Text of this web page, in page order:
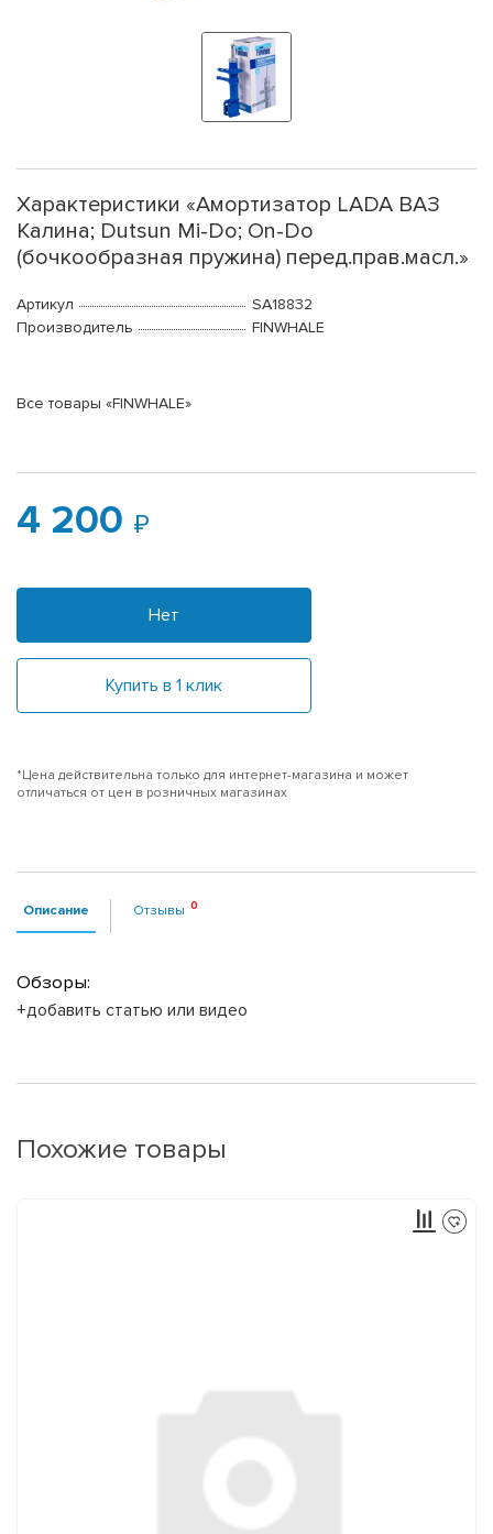
Характеристики «Амортизатор LADA ВАЗ
Калина; Dutsun Mi-Do; On-Do
(бочкообразная пружина) перед.прав.масл.»
Артикул
SA18832
Производитель
FINWHALE
Все товары «FINWHALE»
4 200
Нет
Купить в 1 клик
*Цена действительна только для интернет-магазина и может
отличаться от цен в розничных магазинах
Описание Отзывы
Обзоры:
+добавить статью или видео
Похожие товары